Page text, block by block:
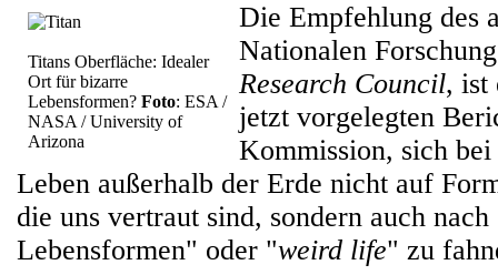
Titans Oberfläche: Idealer
Ort für bizarre
Lebensformen? Foto: ESA /
NASA / University of
Arizona
Die Empfehlung des
Nationalen
Research Council, ist
jetzt vorgelegten
Kommission, sich bei
Leben außerhalb der Erde nicht auf
die uns vertraut sind, sondern auch
Lebensformen" oder "weird life" zu